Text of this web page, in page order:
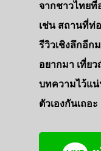
จากชาวไทย
เช่น สถานที่ท่
รีวิวเชิงลึกอีก
อยากมา เที่ย
บทความไว้แน่
ตัวเองกันเถอะ